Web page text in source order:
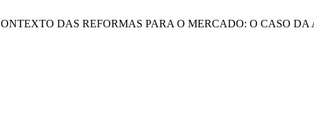
DAS REFORMAS PARA O MERCADO: O CASO